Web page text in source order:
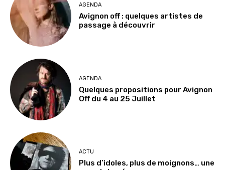
AGENDA
Avignon off : quelques artistes de
passage à découvrir
AGENDA
Quelques propositions pour Avignon
Off du 4 au 25 Juillet
ACTU
Plus d’idoles, plus de moignons… une